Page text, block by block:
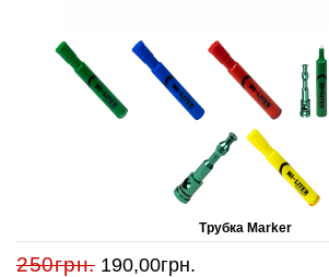
Трубка Marker
250грн. 190,00грн.